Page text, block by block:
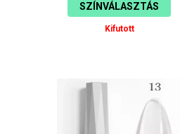
SZÍNVÁLASZTÁS
Kifutott